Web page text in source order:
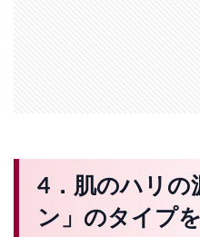
4．肌のハリの
ン」のタイプ